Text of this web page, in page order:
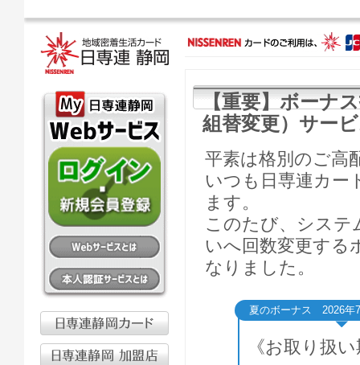
【重要】ボーナ
組替変更）サー
平素は格別のご高
いつも日専連カー
ます。
このたび、システ
いへ回数変更する
なりました。
夏のボーナス 2026年
《お取り扱